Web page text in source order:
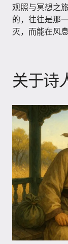
观照与冥想之
的，往往是那
灭，而能在风
关于诗